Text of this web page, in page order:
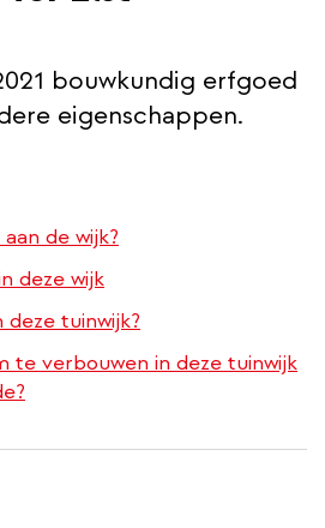
bouwkundig erfgoed
eigenschappen.
de wijk?
deze wijk
deze tuinwijk?
te verbouwen in deze tuinwijk